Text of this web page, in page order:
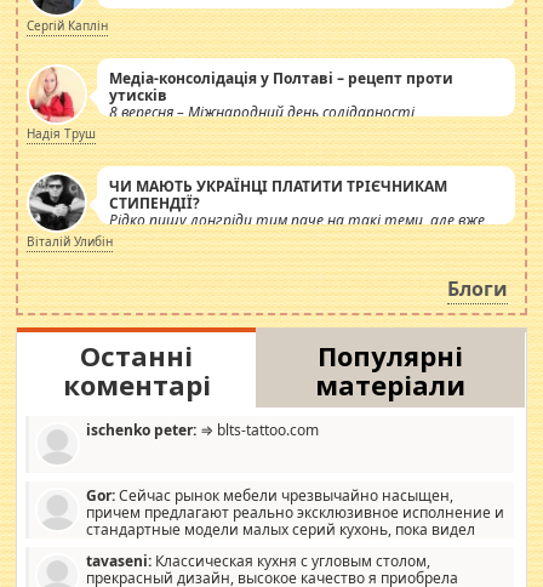
Сергій Каплін
Медіа-консолідація у Полтаві – рецепт проти
утисків
8 вересня – Міжнародний день солідарності
журналістів.
Надія Труш
ЧИ МАЮТЬ УКРАЇНЦІ ПЛАТИТИ ТРІЄЧНИКАМ
СТИПЕНДІЇ?
Рідко пишу лонгріди тим паче на такі теми, але вже
просто дістало! Обурюють сьогоднішні інсенуації
навколо стипендіального питання. Штучно
роздувається ще одна соціальна катастрофа.
Віталій Улибін
Блоги
Останні
коментарі
Популярні
матеріали
ischenko peter: ⇒ blts-tattoo.com
Gor:Сейчас рынок мебели чрезвычайно насыщен,
причем предлагают реально эксклюзивное исполнение и
стандартные модели малых серий кухонь, пока видел
стандартные формы, в MebelOk, креативненько и что главное -
со вкусом все в порядке, без ненужных наворотов удорожающих
tavaseni: Классическая кухня с угловым столом,
прекрасный дизайн, высокое качество я приобрела